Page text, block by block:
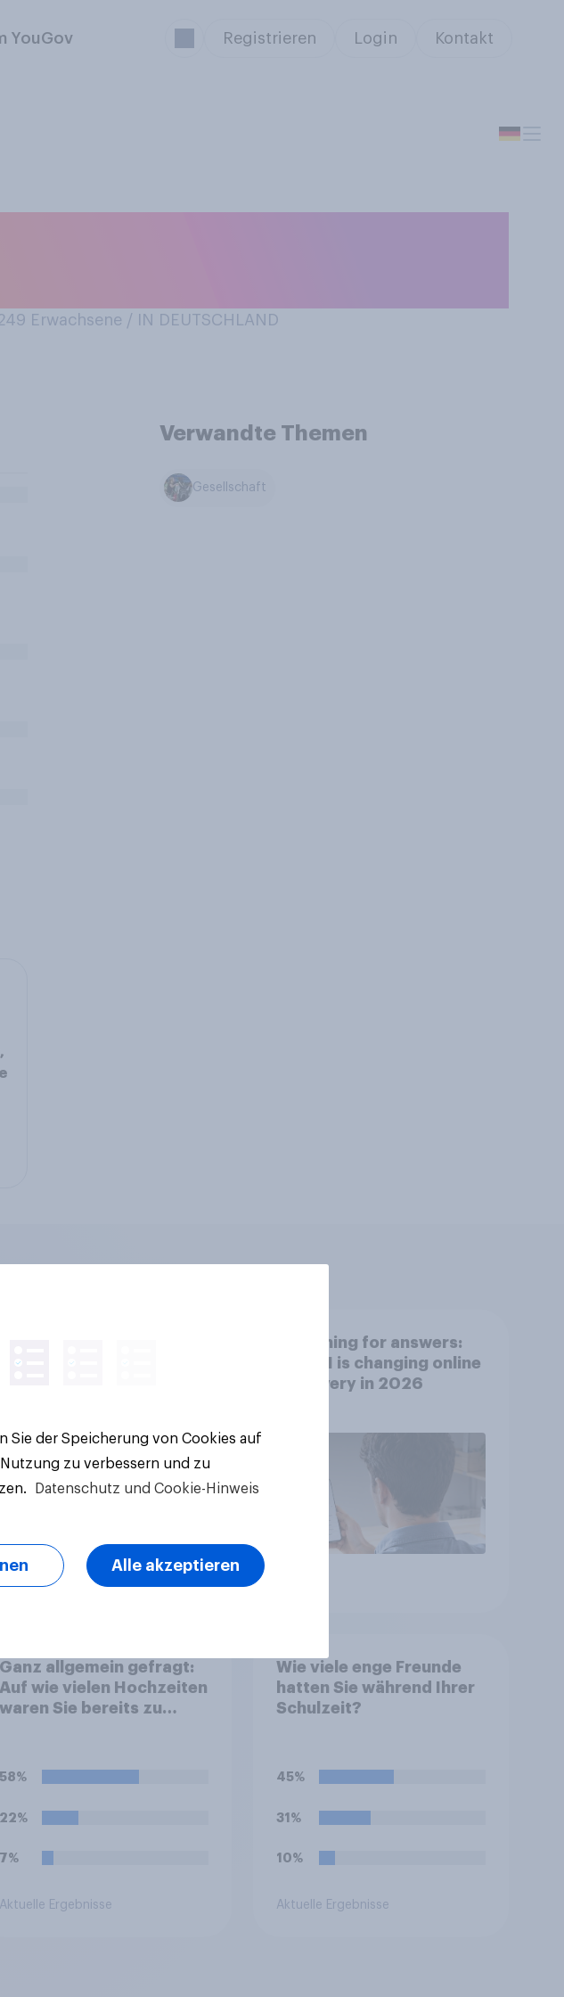
YouGov Registrieren Login Kontakt
Erwachsene / IN DEUTSCHLAND
Verwandte Themen
Gesellschaft
Werteorientierte
Searching for answers:
How AI is changing online
discovery in 2026
Ganz allgemein gefragt:
Auf wie vielen Hochzeiten
waren Sie bereits zu
58%
22%
7%
Aktuelle Ergebnisse
Wie viele enge Freunde
hatten Sie während Ihrer
Schulzeit?
45%
31%
10%
Aktuelle Ergebnisse
Sie der Speicherung von Cookies auf
zu verbessern und zu
Datenschutz und Cookie-Hinweis
Alle akzeptieren